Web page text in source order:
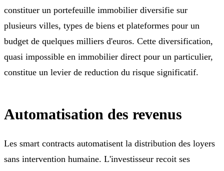
constituer un portefeuille immobilier diversifie sur
plusieurs villes, types de biens et plateformes pour un
budget de quelques milliers d'euros. Cette diversification,
quasi impossible en immobilier direct pour un particulier,
constitue un levier de reduction du risque significatif.
Automatisation des revenus
Les smart contracts automatisent la distribution des loyers
sans intervention humaine. L'investisseur recoit ses